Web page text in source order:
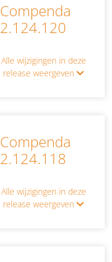
Compenda
2.124.120
Alle wijzigingen in deze
release weergeven
Compenda
2.124.118
Alle wijzigingen in deze
release weergeven